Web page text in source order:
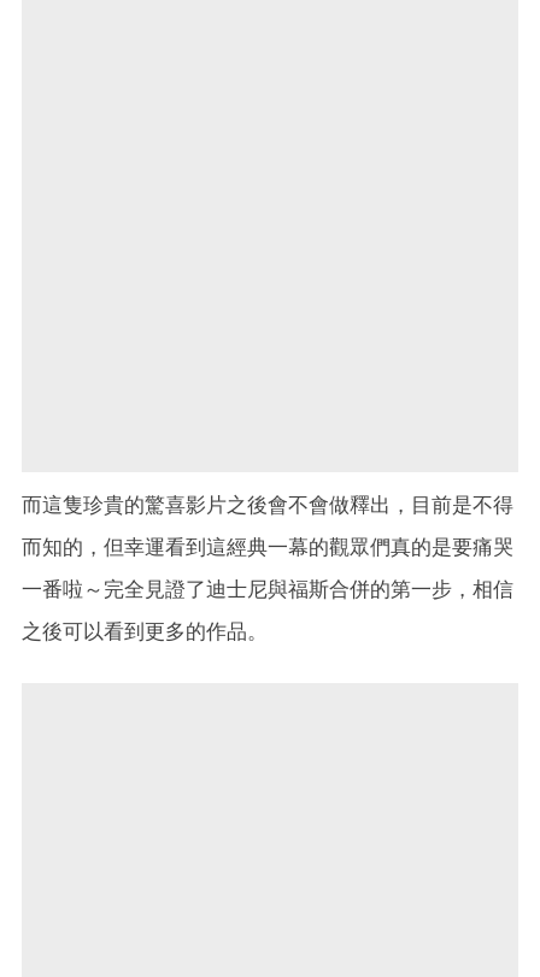
而這隻珍貴的驚喜影片之後會不會做釋出，目前是不得
而知的，但幸運看到這經典一幕的觀眾們真的是要痛哭
一番啦～完全見證了迪士尼與福斯合併的第一步，相信
之後可以看到更多的作品。